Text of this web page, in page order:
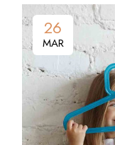
26
MAR